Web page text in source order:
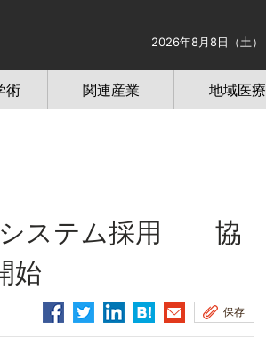
2026年8月8日（土）
術 関連産業 地域医療
システム採用 協
始
保存